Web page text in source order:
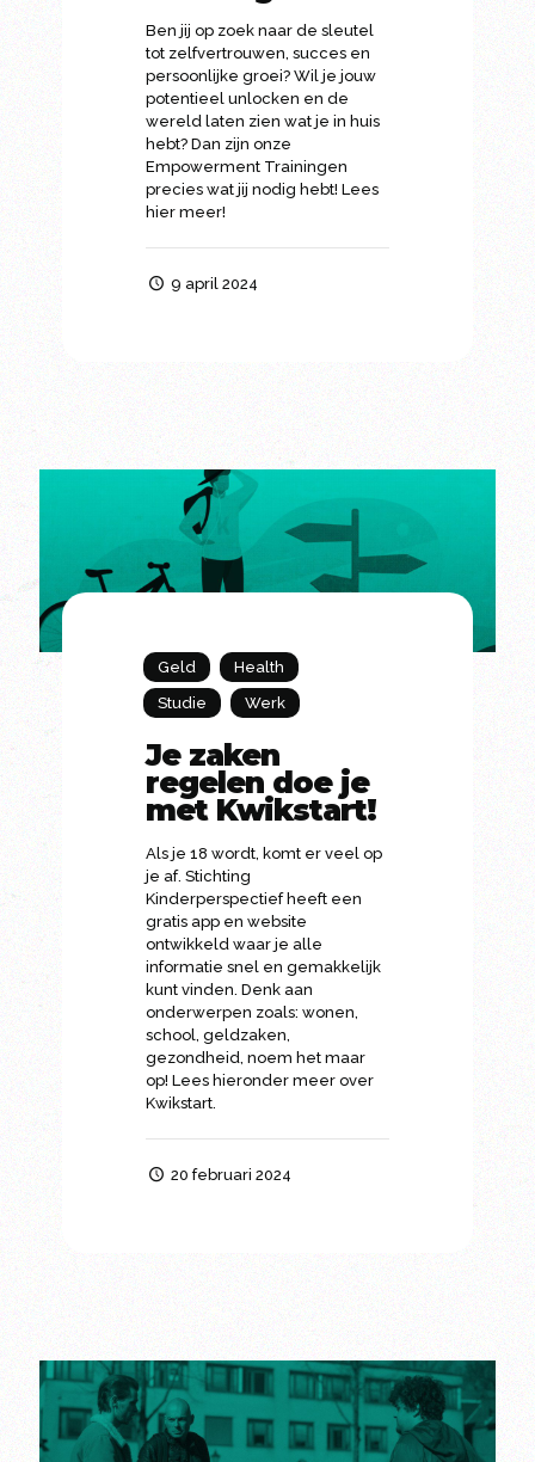
Ben jij op zoek naar de sleutel
tot zelfvertrouwen, succes en
persoonlijke groei? Wil je jouw
potentieel unlocken en de
wereld laten zien wat je in huis
hebt? Dan zijn onze
Empowerment Trainingen
precies wat jij nodig hebt! Lees
hier meer!
9 april 2024
Geld
Health
Studie
Werk
Je zaken
regelen doe je
met Kwikstart!
Als je 18 wordt, komt er veel op
je af. Stichting
Kinderperspectief heeft een
gratis app en website
ontwikkeld waar je alle
informatie snel en gemakkelijk
kunt vinden. Denk aan
onderwerpen zoals: wonen,
school, geldzaken,
gezondheid, noem het maar
op! Lees hieronder meer over
Kwikstart.
20 februari 2024